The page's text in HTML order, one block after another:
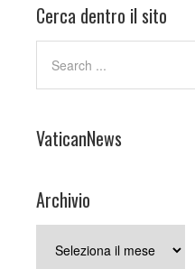
Cerca dentro il sito
VaticanNews
Archivio